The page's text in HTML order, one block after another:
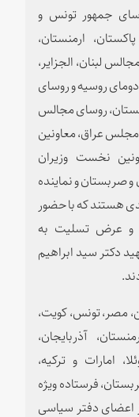
جمهور تونس و
ارمنستان،
لبنان، الجزایر،
روسیه و روسای
روسای مجالس
مجلس عراق، معاونین
نخست وزیران
و صربستان و نماینده
هستند که با حضور
و عرض تسلیت به
دکتر سید ابراهیم
مصر، تونس، کویت،
آذربایجان،
امارات و ترکیه،
فرستاده ویژه
اعضای دفتر سیاسی